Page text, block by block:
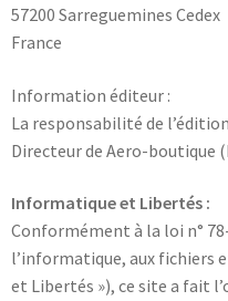
57200 Sarreguemines Cedex
France
Information éditeur :
La responsabilité de
Directeur de Aero-boutique
Informatique et Libertés :
Conformément à la loi n°
l’informatique, aux fichiers
et Libertés »), ce site a fait